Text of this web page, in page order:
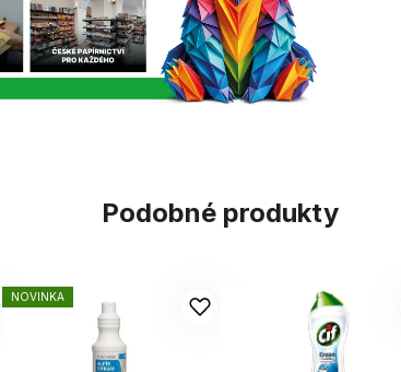
Podobné produkty
NOVINKA